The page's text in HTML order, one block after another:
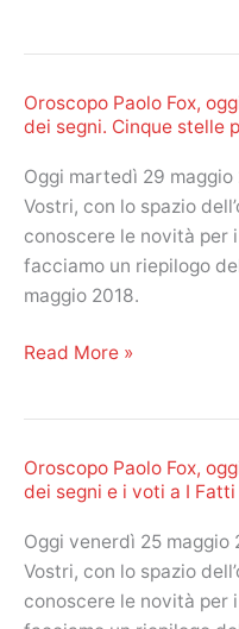
30
maggio
2018:
le
previsioni
dei
segni.
Cinque
stelle
Oroscopo Paolo Fox,
dei segni. Cinque stelle
Oggi martedì 29
Vostri, con lo spazio
conoscere le novità per
facciamo un riepilogo
maggio 2018.
Oroscopo
29
maggio
2018:
le
previsioni
dei
Read More »
Oroscopo Paolo Fox,
dei segni e i voti a I Fatti
Oggi venerdì 25 maggio
Vostri, con lo spazio
conoscere le novità per